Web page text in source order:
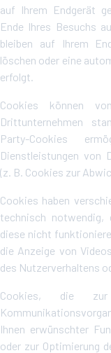
auf Ihrem Endgerät
Ende Ihres Besuchs
bleiben auf Ihrem
löschen oder eine
erfolgt.
Cookies können
Drittunternehmen
Party-Cookies
Dienstleistungen von
(z. B. Cookies zur
Cookies haben
technisch notwendig,
diese nicht
die Anzeige von
des Nutzerverhaltens
Cookies, die zur
Ihnen erwünschter
oder zur Optimierung